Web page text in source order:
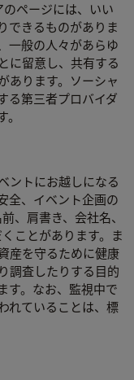
ページには、いい
できるものがありま
一般の人々があらゆ
に留意し、共有する
あります。ソーシャ
る第三者プロバイダ
ントにお越しになる
全、イベント企画の
、肩書き、会社名、
ことがあります。ま
産を守るために健康
調査したりする目的
す。なお、監視中で
れていることは、標